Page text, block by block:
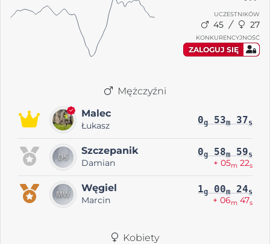
UCZESTNIKÓW
45 27
KONKURENCYJNOŚĆ
ZALOGUJ SIĘ
Mężczyźni
Malec
Łukasz 0g 53m 37s
Szczepanik
Damian
0g 58m 59s
+ 05m 22s
Węgiel
Marcin
1g 00m 24s
+ 06m 47s
Kobiety